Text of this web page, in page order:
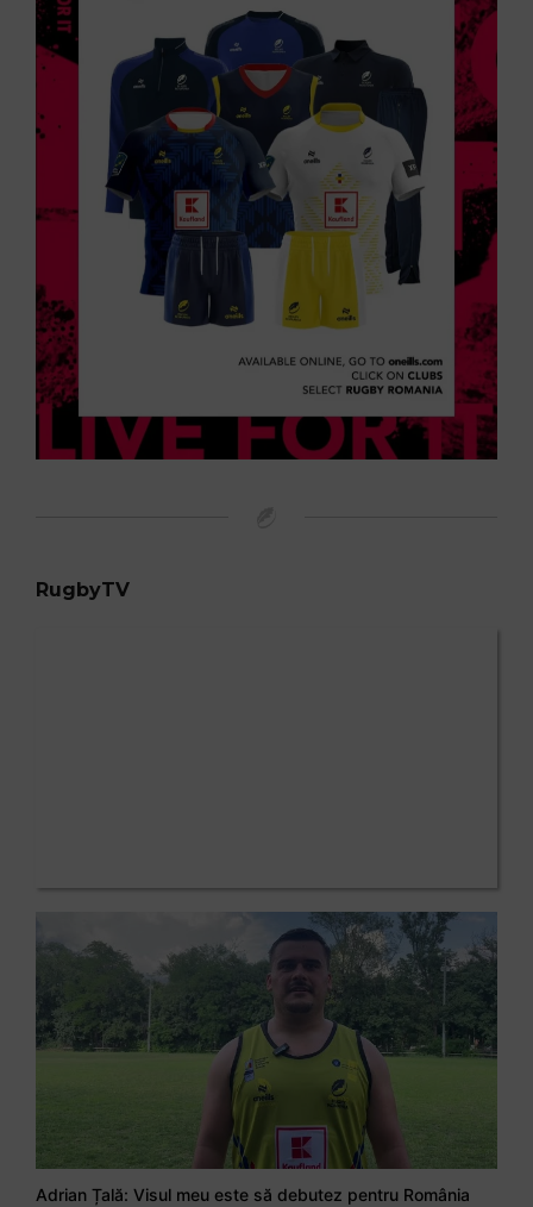
RugbyTV
Adrian Țală: Visul meu este să debutez pentru România